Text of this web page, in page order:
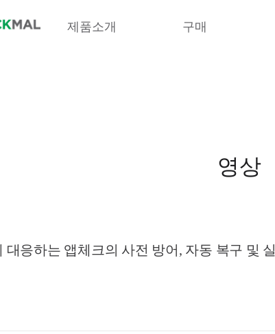
제품소개 구매
영상
대응하는 앱체크의 사전 방어, 자동 복구 및